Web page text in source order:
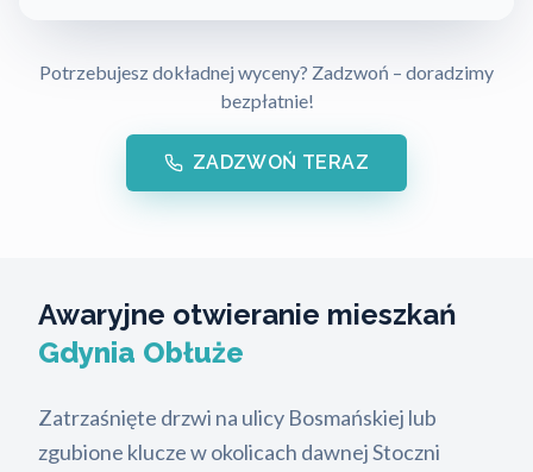
Potrzebujesz dokładnej wyceny? Zadzwoń – doradzimy
bezpłatnie!
ZADZWOŃ TERAZ
Awaryjne otwieranie mieszkań
Gdynia Obłuże
Zatrzaśnięte drzwi na ulicy Bosmańskiej lub
zgubione klucze w okolicach dawnej Stoczni